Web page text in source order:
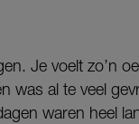
Je voelt zo’n
was al te veel
waren heel